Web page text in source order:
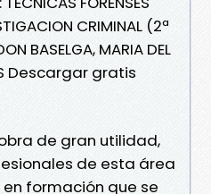
CRIMINAL (2ª
BASELGA, MARIA DEL
Descargar gratis
de gran utilidad,
de esta área
formación que se